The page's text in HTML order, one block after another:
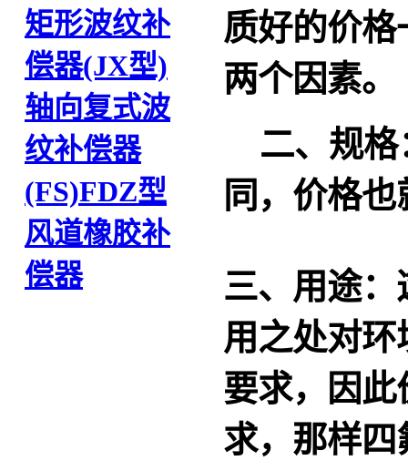
矩形波纹补
偿器(JX型)
轴向复式波
纹补偿器
(FS)FDZ型
风道橡胶补
偿器
质好的价
两个因素。
二、规格
同，价格
三、用途
用之处对
要求，因
求，那样四